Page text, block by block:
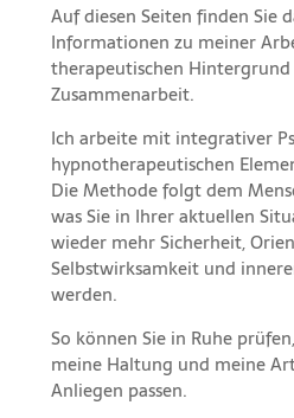
Auf diesen Seiten finden Sie
Informationen zu meiner
therapeutischen
Zusammenarbeit.
Ich arbeite mit integrativer
hypnotherapeutischen
Die Methode folgt dem
was Sie in Ihrer aktuellen
wieder mehr Sicherheit,
Selbstwirksamkeit und
werden.
So können Sie in Ruhe
meine Haltung und meine
Anliegen passen.